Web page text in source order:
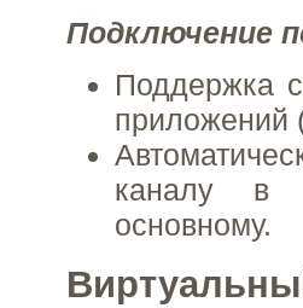
Подключение
Поддержка
приложений
каналу в
основному.